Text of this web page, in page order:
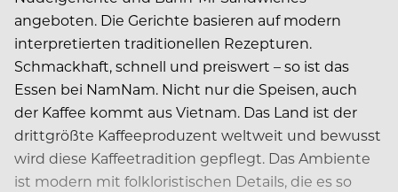
angeboten. Die Gerichte basieren auf modern
interpretierten traditionellen Rezepturen.
Schmackhaft, schnell und preiswert – so ist das
Essen bei NamNam. Nicht nur die Speisen, auch
der Kaffee kommt aus Vietnam. Das Land ist der
drittgrößte Kaffeeproduzent weltweit und bewusst
wird diese Kaffeetradition gepflegt. Das Ambiente
ist modern mit folkloristischen Details, die es so